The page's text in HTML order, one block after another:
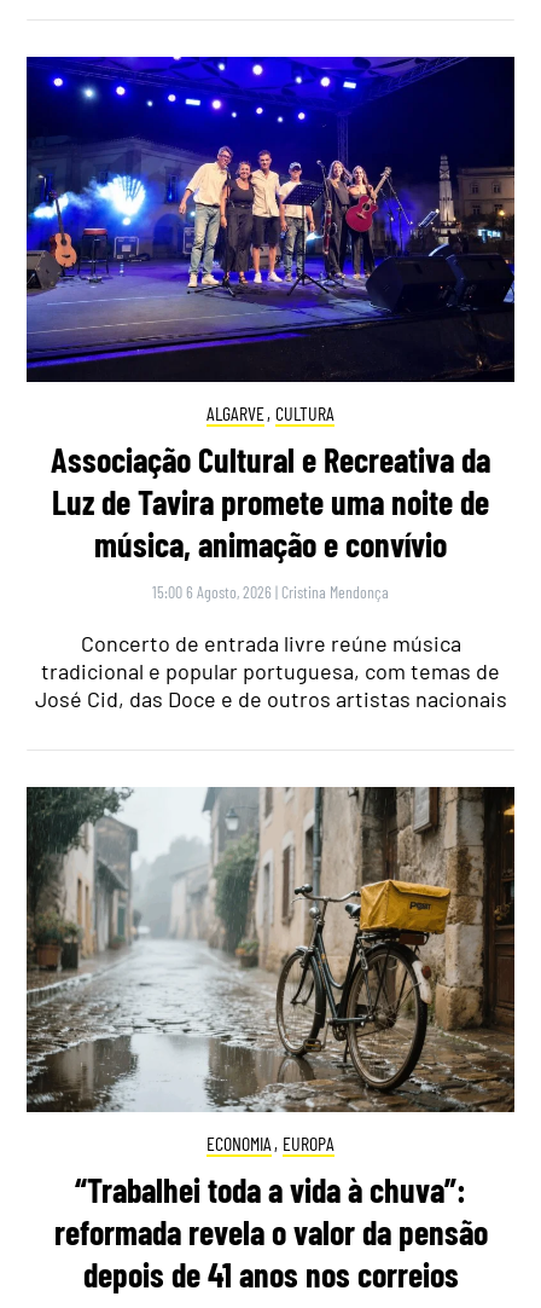
ALGARVE, CULTURA
Associação Cultural e Recreativa da
Luz de Tavira promete uma noite de
música, animação e convívio
15:00 6 Agosto, 2026 | Cristina Mendonça
Concerto de entrada livre reúne música
tradicional e popular portuguesa, com temas de
José Cid, das Doce e de outros artistas nacionais
ECONOMIA , EUROPA
“Trabalhei toda a vida à chuva”:
reformada revela o valor da pensão
depois de 41 anos nos correios